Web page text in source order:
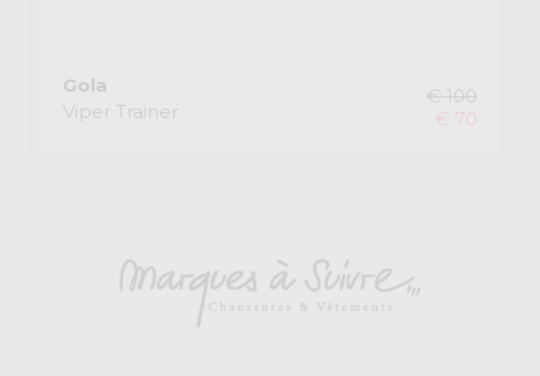
Gola
Viper Trainer
€ 100
€ 70